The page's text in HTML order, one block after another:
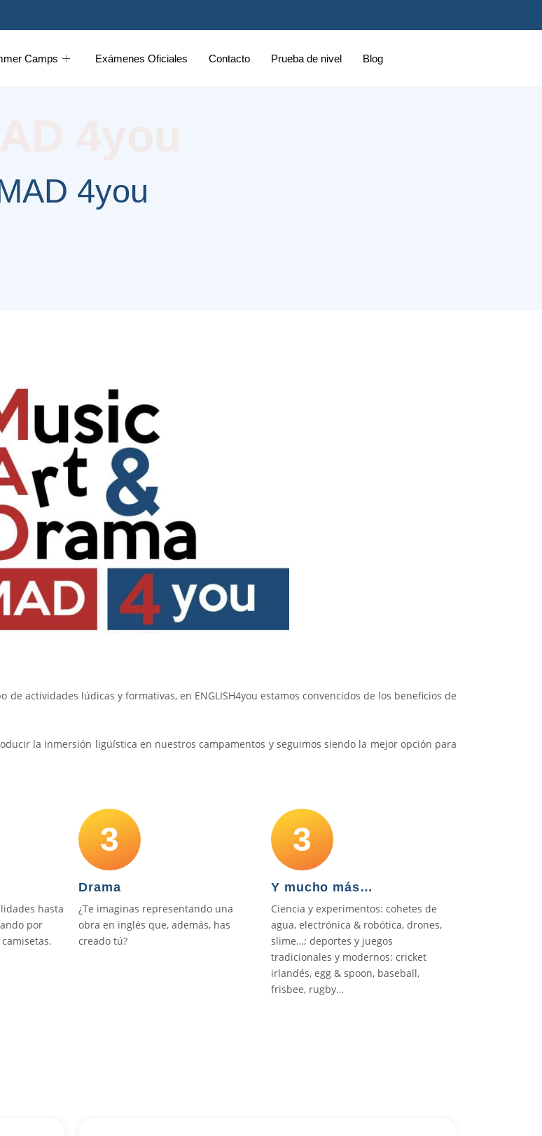
Camps Exámenes Oficiales Contacto Prueba de nivel Blog
4you
actividades lúdicas y formativas, en ENGLISH4you estamos convencidos de los beneficios de
la inmersión ligüística en nuestros campamentos y seguimos siendo la mejor opción para
hasta
por
3
Drama
¿Te imaginas representando una
obra en inglés que, además, has
creado tú?
3
Y mucho más…
Ciencia y experimentos: cohetes de
agua, electrónica & robótica, drones,
slime…; deportes y juegos
tradicionales y modernos: cricket
irlandés, egg & spoon, baseball,
frisbee, rugby…